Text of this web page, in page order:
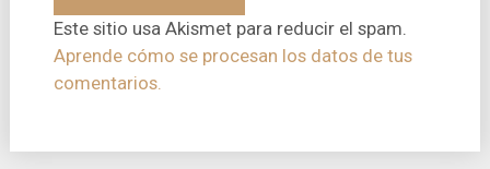
Este sitio usa Akismet para reducir el spam.
Aprende cómo se procesan los datos de tus
comentarios.